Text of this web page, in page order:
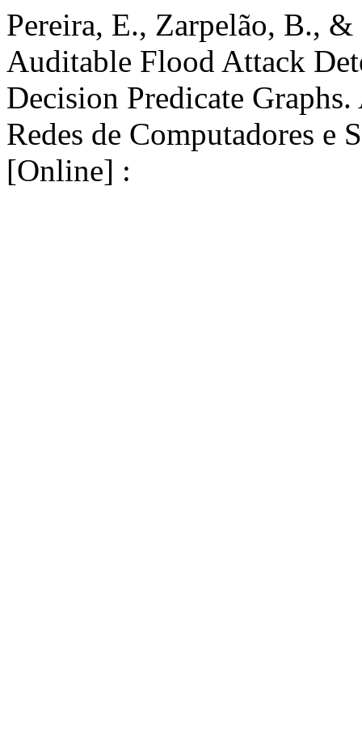
Pereira, E., Zarpelão, B.,
Auditable Flood Attack
Decision Predicate
Redes de Computadores e
[Online] :